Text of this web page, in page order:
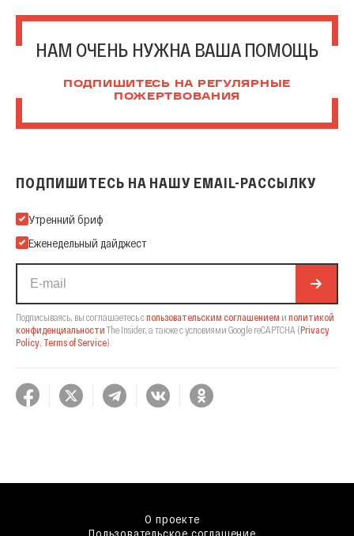
НАМ ОЧЕНЬ НУЖНА ВАША ПОМОЩЬ
ПОДПИШИТЕСЬ НА РЕГУЛЯРНЫЕ
ПОЖЕРТВОВАНИЯ
ПОДПИШИТЕСЬ НА НАШУ EMAIL-РАССЫЛКУ
Подпишитесь на нашу Email-рассылку
Утренний бриф
Еженедельный дайджест
Подписываясь, вы соглашаетесь спользовательским соглашением и политикой
конфиденциальности The Insider, а также с условиями Google reCAPTCHA (Privacy
Policy, Terms of Service).
О проекте
Пользовательское соглашение